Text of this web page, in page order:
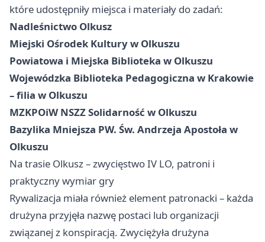
które udostępniły miejsca i materiały do zadań:
Nadleśnictwo Olkusz
Miejski Ośrodek Kultury w Olkuszu
Powiatowa i Miejska Biblioteka w Olkuszu
Wojewódzka Biblioteka Pedagogiczna w Krakowie
– filia w Olkuszu
MZKPOiW NSZZ Solidarność w Olkuszu
Bazylika Mniejsza PW. Św. Andrzeja Apostoła w
Olkuszu
Na trasie Olkusz – zwycięstwo IV LO, patroni i
praktyczny wymiar gry
Rywalizacja miała również element patronacki – każda
drużyna przyjęła nazwę postaci lub organizacji
związanej z konspiracją. Zwyciężyła drużyna